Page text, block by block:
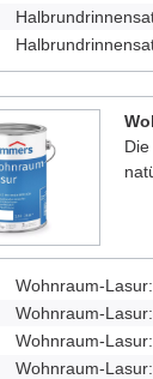
Wohnraum-
Wohnraum-
Wohnraum-
Wohnraum-